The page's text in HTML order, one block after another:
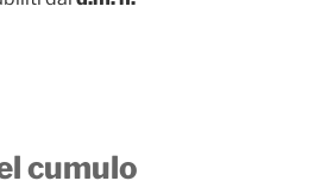
cumulo